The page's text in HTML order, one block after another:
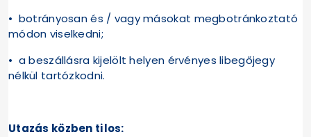
• botrányosan és / vagy másokat megbotránkoztató
módon viselkedni;
• a beszállásra kijelölt helyen érvényes libegőjegy
nélkül tartózkodni.
Utazás közben tilos: